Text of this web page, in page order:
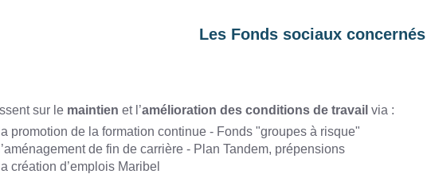
Les Fonds sociaux concernés
sur le maintien et l’amélioration des conditions de travail via :
la promotion de la formation continue - Fonds "groupes à risque"
l’aménagement de fin de carrière - Plan Tandem, prépensions
la création d’emplois Maribel